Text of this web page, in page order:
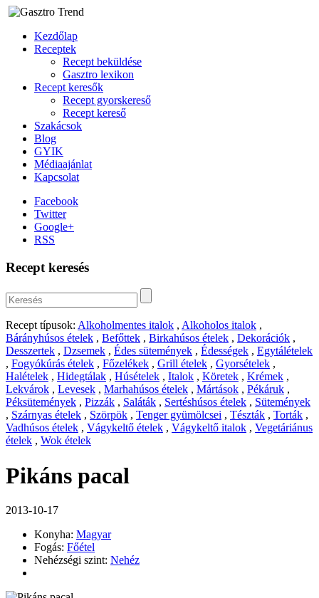
Kezdőlap
Receptek
Recept beküldése
Gasztro lexikon
Recept keresők
Recept gyorskereső
Recept kereső
Szakácsok
Blog
GYIK
Médiaajánlat
Kapcsolat
Facebook
Twitter
Google+
RSS
Recept keresés
Recept típusok: Alkoholmentes italok , Alkoholos italok ,
Bárányhúsos ételek , Befőttek , Birkahúsos ételek , Dekorációk ,
Desszertek , Dzsemek , Édes sütemények , Édességek , Egytálételek
, Fogyókúrás ételek , Főzelékek , Grill ételek , Gyorsételek ,
Halételek , Hidegtálak , Húsételek , Italok , Köretek , Krémek ,
Lekvárok , Levesek , Marhahúsos ételek , Mártások , Pékáruk ,
Péksütemények , Pizzák , Saláták , Sertéshúsos ételek , Sütemények
, Szárnyas ételek , Szörpök , Tenger gyümölcsei , Tészták , Torták ,
Vadhúsos ételek , Vágykeltő ételek , Vágykeltő italok , Vegetáriánus
ételek , Wok ételek
Pikáns pacal
2013-10-17
Konyha: Magyar
Fogás: Főétel
Nehézségi szint: Nehéz